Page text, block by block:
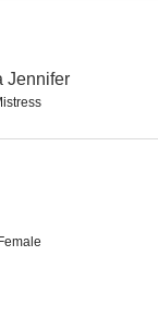
Jennifer